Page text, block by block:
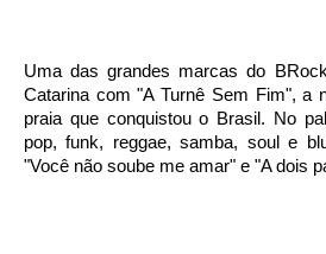
Uma das grandes marcas do
Catarina com "A Turnê Sem Fim", a
praia que conquistou o Brasil. No
pop, funk, reggae, samba, soul e
"Você não soube me amar" e "A dois